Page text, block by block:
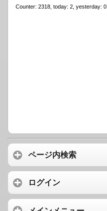
Counter: 2318, today: 2, yesterday: 0
ページ内検索
ログイン